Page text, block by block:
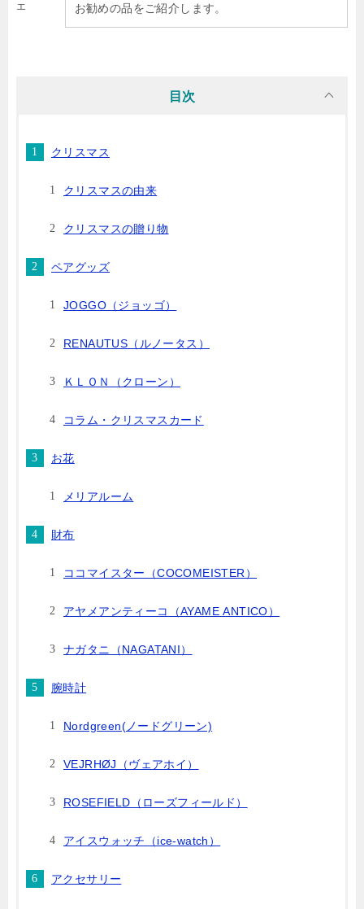
エ
お勧めの品をご紹介します。
目次
クリスマス
クリスマスの由来
クリスマスの贈り物
ペアグッズ
JOGGO（ジョッゴ）
RENAUTUS（ルノータス）
ＫＬＯＮ（クローン）
コラム・クリスマスカード
お花
メリアルーム
財布
ココマイスター（COCOMEISTER）
アヤメアンティーコ（AYAME ANTICO）
ナガタニ（NAGATANI）
腕時計
Nordgreen(ノードグリーン)
VEJRHØJ（ヴェアホイ）
ROSEFIELD（ローズフィールド）
アイスウォッチ（ice-watch）
アクセサリー